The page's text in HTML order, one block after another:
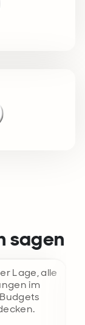
sagen
Lage, alle
im